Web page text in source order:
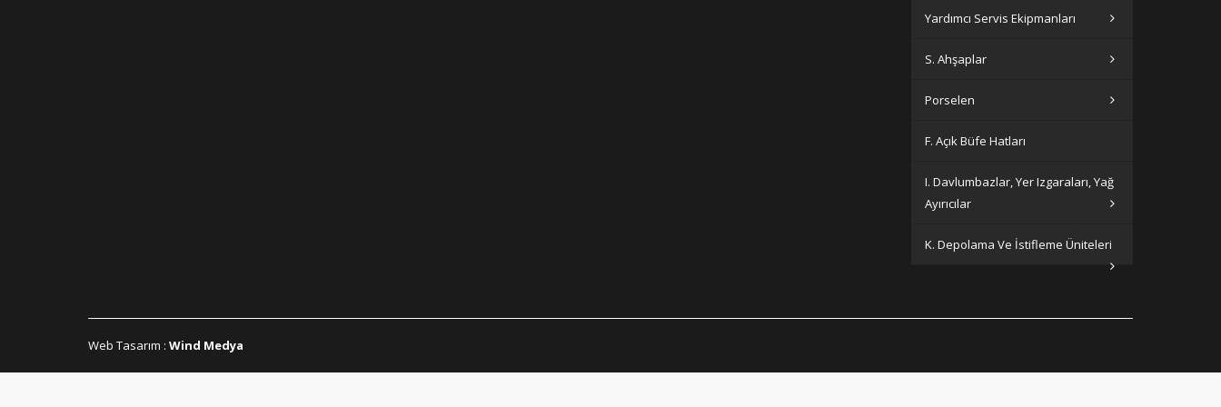
Yardımcı Servis Ekipmanları
S. Ahşaplar
Porselen
F. Açık Büfe Hatları
I. Davlumbazlar, Yer Izgaraları, Yağ
Ayırıcılar
K. Depolama Ve İstifleme Üniteleri
Web Tasarım : Wind Medya